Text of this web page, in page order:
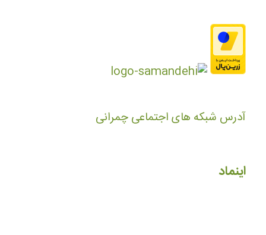
آدرس شبکه های اجتماعی چمرانی
اینماد